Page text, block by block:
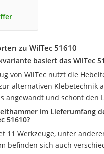
zu WilTec 51610
basiert das WilTec
von WilTec nutzt die
alternativen Klebetechnik
angewandt und schont den
im Lieferumfang
51610?
11 Werkzeuge, unter
befinden sich auch